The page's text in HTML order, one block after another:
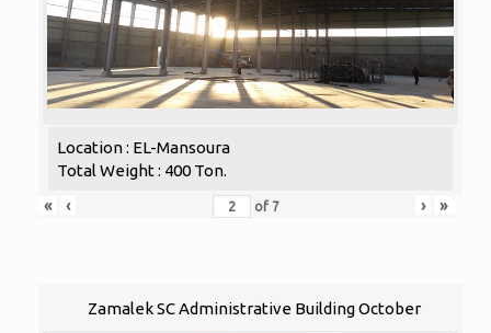
Location : EL-Mansoura
Total Weight : 400 Ton.
«
‹ of 7 › »
Zamalek SC Administrative Building October